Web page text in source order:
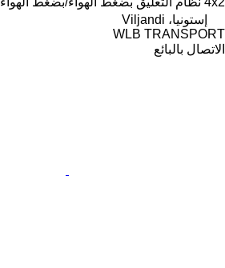
إستونيا، Viljandi
WLB TRANSPORT
الاتصال بالبائع